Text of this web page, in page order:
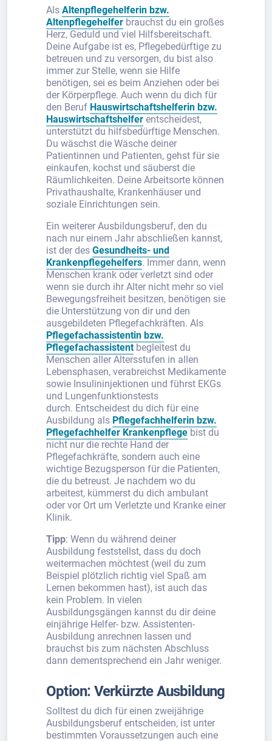
Als Altenpflegehelferin bzw.
Altenpflegehelfer brauchst du ein großes
Herz, Geduld und viel Hilfsbereitschaft.
Deine Aufgabe ist es, Pflegebedürftige zu
betreuen und zu versorgen, du bist also
immer zur Stelle, wenn sie Hilfe
benötigen, sei es beim Anziehen oder bei
der Körperpflege. Auch wenn du dich für
den Beruf Hauswirtschaftshelferin bzw.
Hauswirtschaftshelfer entscheidest,
unterstützt du hilfsbedürftige Menschen.
Du wäschst die Wäsche deiner
Patientinnen und Patienten, gehst für sie
einkaufen, kochst und säuberst die
Räumlichkeiten. Deine Arbeitsorte können
Privathaushalte, Krankenhäuser und
soziale Einrichtungen sein.
Ein weiterer Ausbildungsberuf, den du
nach nur einem Jahr abschließen kannst,
ist der des Gesundheits- und
Krankenpflegehelfers. Immer dann, wenn
Menschen krank oder verletzt sind oder
wenn sie durch ihr Alter nicht mehr so viel
Bewegungsfreiheit besitzen, benötigen sie
die Unterstützung von dir und den
ausgebildeten Pflegefachkräften. Als
Pflegefachassistentin bzw.
Pflegefachassistentbegleitest du
Menschen aller Altersstufen in allen
Lebensphasen, verabreichst Medikamente
sowie Insulininjektionen und führst EKGs
und Lungenfunktionstests
durch. Entscheidest du dich für eine
Ausbildung als Pflegefachhelferin bzw.
Pflegefachhelfer Krankenpflege bist du
nicht nur die rechte Hand der
Pflegefachkräfte, sondern auch eine
wichtige Bezugsperson für die Patienten,
die du betreust. Je nachdem wo du
arbeitest, kümmerst du dich ambulant
oder vor Ort um Verletzte und Kranke einer
Klinik.
Tipp: Wenn du während deiner
Ausbildung feststellst, dass du doch
weitermachen möchtest (weil du zum
Beispiel plötzlich richtig viel Spaß am
Lernen bekommen hast), ist auch das
kein Problem. In vielen
Ausbildungsgängen kannst du dir deine
einjährige Helfer- bzw. Assistenten-
Ausbildung anrechnen lassen und
brauchst bis zum nächsten Abschluss
dann dementsprechend ein Jahr weniger.
Option: Verkürzte Ausbildung
Solltest du dich für einen zweijährige
Ausbildungsberuf entscheiden, ist unter
bestimmten Voraussetzungen auch eine